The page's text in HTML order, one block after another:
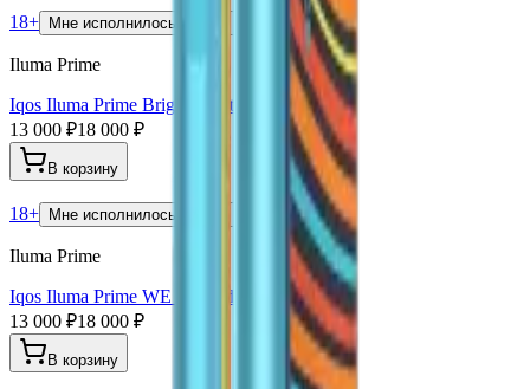
18+ Мне исполнилось 18 лет
Iluma Prime
Iqos Iluma Prime Bright Limited Edition
13 000 ₽18 000 ₽
В корзину
18+ Мне исполнилось 18 лет
Iluma Prime
Iqos Iluma Prime WE Limited Edition
13 000 ₽18 000 ₽
В корзину